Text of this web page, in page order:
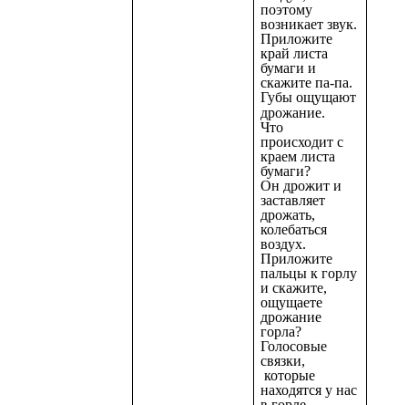
поэтому
возникает звук.
Приложите
край листа
бумаги и
скажите па-па.
Губы ощущают
дрожание.
Что
происходит с
краем листа
бумаги?
Он дрожит и
заставляет
дрожать,
колебаться
воздух.
Приложите
пальцы к горлу
и скажите,
ощущаете
дрожание
горла?
Голосовые
связки,
которые
находятся у нас